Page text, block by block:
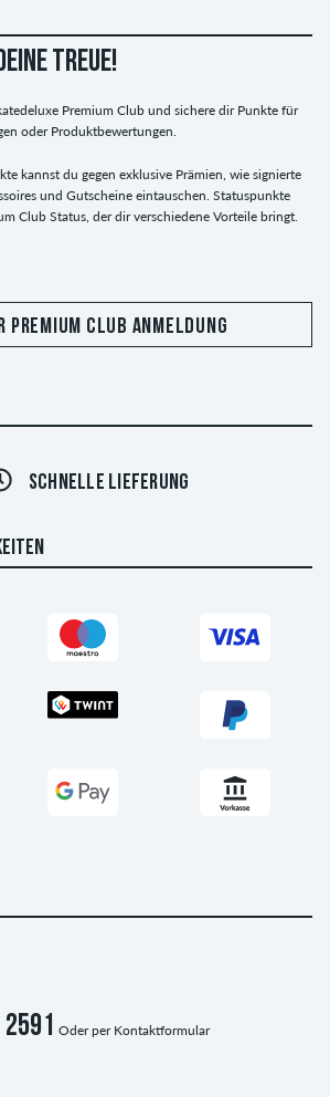
TREUE!
Premium Club und sichere dir Punkte für
oder Produktbewertungen.
kannst du gegen exklusive Prämien, wie signierte
und Gutscheine eintauschen. Statuspunkte
Club Status, der dir verschiedene Vorteile bringt.
PREMIUM CLUB ANMELDUNG
SCHNELLE LIEFERUNG
Oder per Kontaktformular